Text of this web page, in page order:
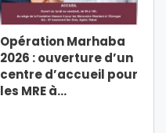
Opération Marhaba
2026 : ouverture d’un
centre d’accueil pour
les MRE à…